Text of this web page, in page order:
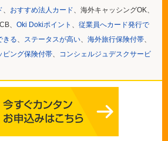
おすすめ法人カード 、海外キャッシングOK、
、 Oki Dokiポイント
従業員へカード発行で
きる ステータスが高い 海外旅行保険付帯
ピング保険付帯
コンシェルジュデスクサービ